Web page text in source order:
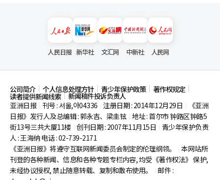
人民日报 新华社 文汇网 中新社 人民网
公司简介 个人信息处理方针 青少年保护政策 著作权规定
读者提供新闻线索
新闻稿件投诉负责人
亚洲日报
刊号 : 서울,아04336 注册日期 : 2014年12月29日
《亚洲
日报》发行人及总编辑 : 郭永吉、梁圭铉 地址 : 首尔市钟路区钟路5
街13号三共大厦11楼 创刊日期 : 2007年11月15日
青少年保护负责
人 : 王海纳 电话 : 02-739-2171
《亚洲日报》将遵守互联网新闻委员会制定的伦理纲领。
本网站所
刊登的各种新闻、信息和各种专题专栏内容, 均受《著作权法》 保护,
未经协议授权, 禁止随意转载、复制和散布使用。
邮件 :